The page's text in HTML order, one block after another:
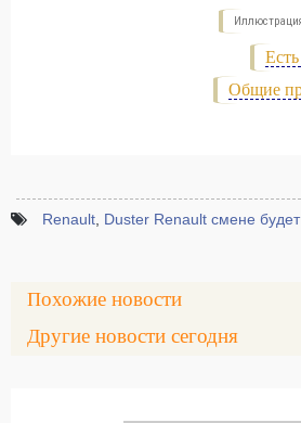
Общие
Renault Duster Renault смене
Похожие новости
Другие новости сегодня